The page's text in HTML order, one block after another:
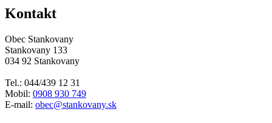
Kontakt
Obec Stankovany
Stankovany 133
034 92 Stankovany
Tel.: 044/439 12 31
Mobil: 0908 930 749
E-mail: obec@stankovany.sk